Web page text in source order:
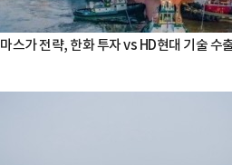
마스가 전략, 한화 투자 vs HD현대 기술 수